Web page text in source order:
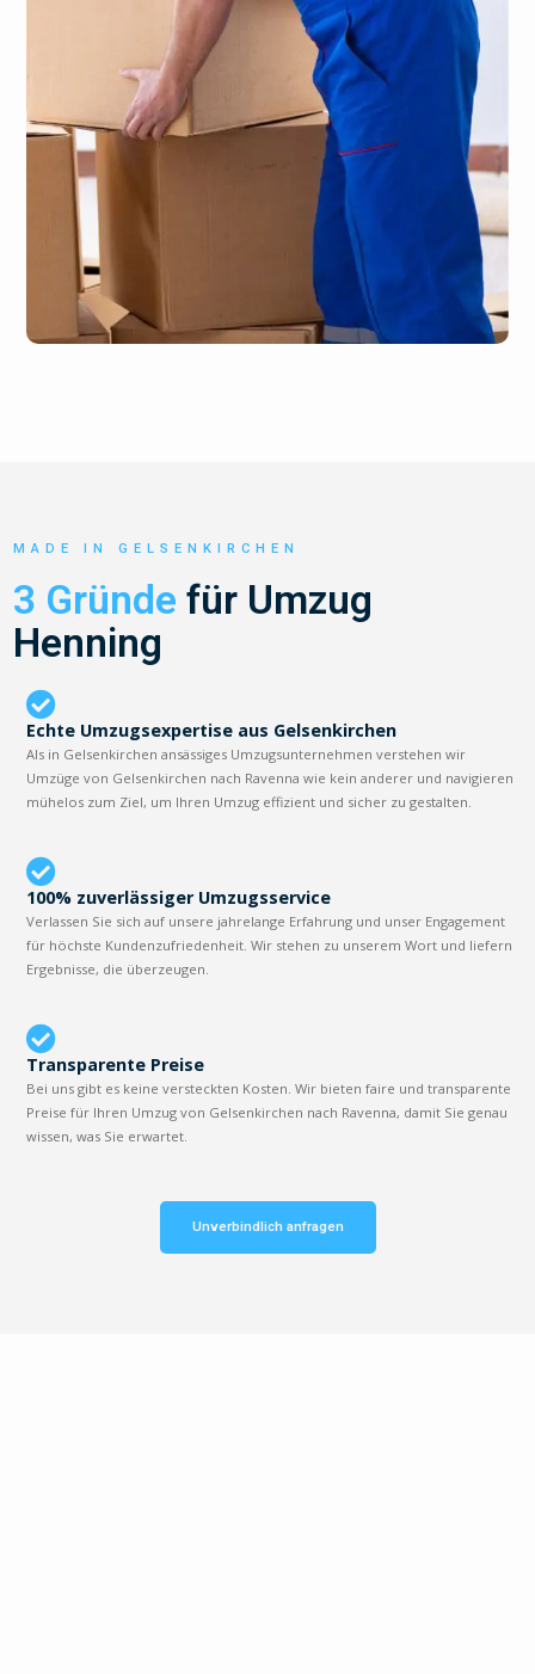
MADE IN GELSENKIRCHEN
3 Gründe für Umzug
Henning
Echte Umzugsexpertise aus Gelsenkirchen
Als in Gelsenkirchen ansässiges Umzugsunternehmen verstehen wir
Umzüge von Gelsenkirchen nach Ravenna wie kein anderer und navigieren
mühelos zum Ziel, um Ihren Umzug effizient und sicher zu gestalten.
100% zuverlässiger Umzugsservice
Verlassen Sie sich auf unsere jahrelange Erfahrung und unser Engagement
für höchste Kundenzufriedenheit. Wir stehen zu unserem Wort und liefern
Ergebnisse, die überzeugen.
Transparente Preise
Bei uns gibt es keine versteckten Kosten. Wir bieten faire und transparente
Preise für Ihren Umzug von Gelsenkirchen nach Ravenna, damit Sie genau
wissen, was Sie erwartet.
Unverbindlich anfragen